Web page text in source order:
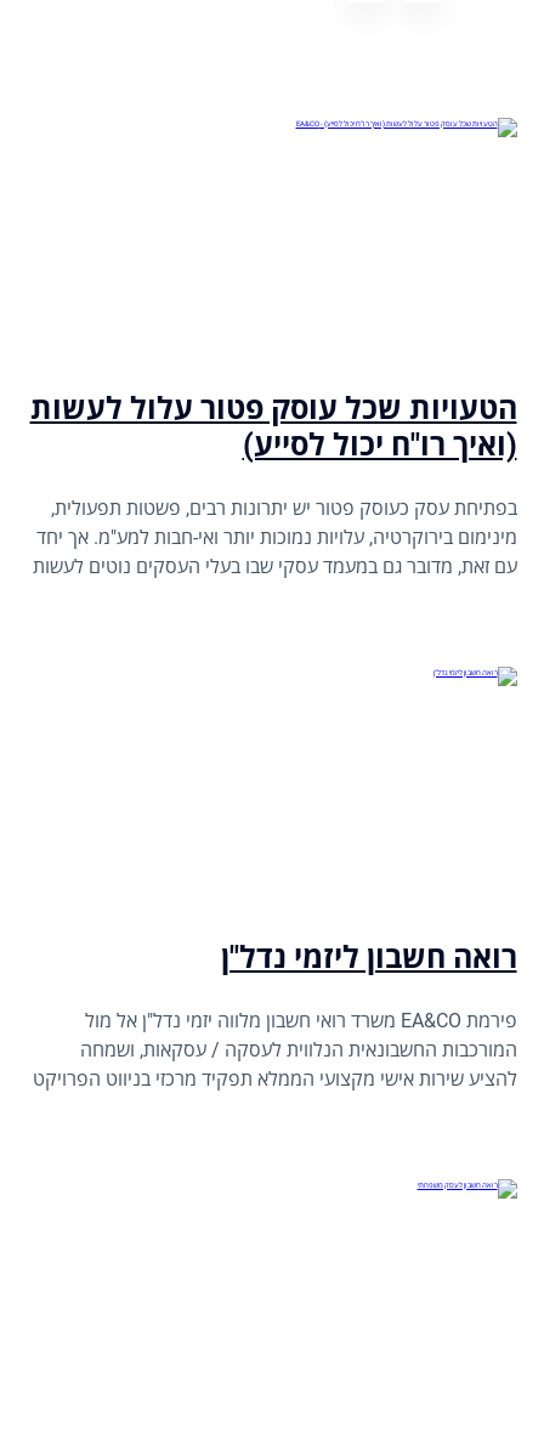
הטעויות שכל עוסק פטור עלול לעשות
(ואיך רו"ח יכול לסייע)
בפתיחת עסק כעוסק פטור יש יתרונות רבים, פשטות תפעולית,
מינימום בירוקרטיה, עלויות נמוכות יותר ואי-חבות למע"מ. אך יחד
עם זאת, מדובר גם במעמד עסקי שבו בעלי העסקים נוטים לעשות
רואה חשבון ליזמי נדל"ן
פירמת EA&CO משרד רואי חשבון מלווה יזמי נדל"ן אל מול
המורכבות החשבונאית הנלווית לעסקה / עסקאות, ושמחה
להציע שירות אישי מקצועי הממלא תפקיד מרכזי בניווט הפרויקט